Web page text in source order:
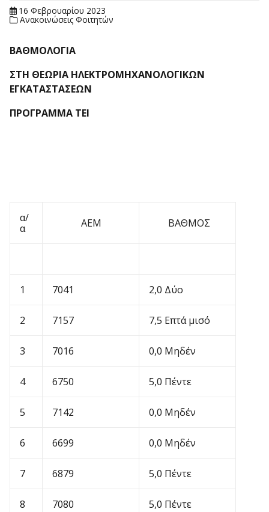
16 Φεβρουαρίου 2023
Ανακοινώσεις Φοιτητών
ΒΑΘΜΟΛΟΓΙΑ
ΣΤΗ ΘΕΩΡΙΑ ΗΛΕΚΤΡΟΜΗΧΑΝΟΛΟΓΙΚΩΝ
ΕΓΚΑΤΑΣΤΑΣΕΩΝ
ΠΡΟΓΡΑΜΜΑ ΤΕΙ
α/
α
ΑΕΜ ΒΑΘΜΟΣ
1 7041 2,0 Δύο
2 7157 7,5 Επτά μισό
3 7016 0,0 Μηδέν
4 6750 5,0 Πέντε
5 7142 0,0 Μηδέν
6 6699 0,0 Μηδέν
7 6879 5,0 Πέντε
8 7080 5,0 Πέντε